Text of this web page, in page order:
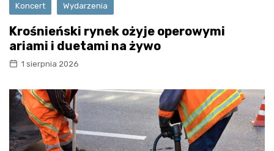
Koncert Wydarzenia
Krośnieński rynek ożyje operowymi
ariami i duetami na żywo
1 sierpnia 2026